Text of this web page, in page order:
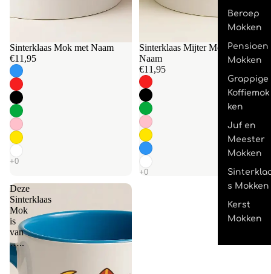
Beroep
Mokken
Pensioen
Mokken
Grappige
Koffiemok
ken
Juf en
Meester
Mokken
s Mokken
Kerst
Mokken
Sinterklaas Mok met Naam
€11,95
Sinterklaas Mijter Mok met
Naam
€11,95
Deze
Sinterklaas
Mok
is
van
…..